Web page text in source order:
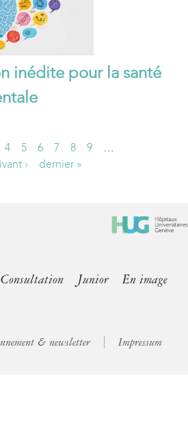
inédite pour la santé
4 5 6 7 8 9
…
›
dernier »
Consultation Junior
En image
& newsletter Impressum